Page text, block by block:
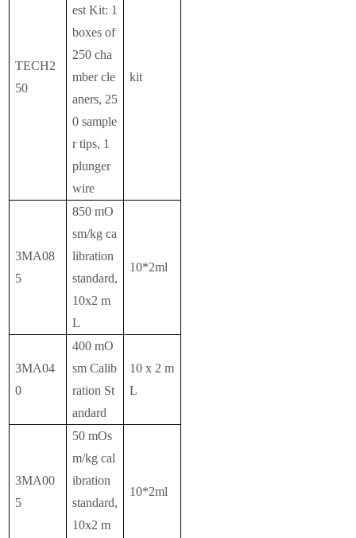
TECH2
50
est Kit: 1
boxes of
250 cha
mber cle
aners, 25
0 sample
r tips, 1
plunger
wire
kit
3MA08
5
850 mO
sm/kg ca
libration
standard,
10x2 m
L
10*2ml
3MA04
0
400 mO
sm Calib
ration St
andard
10 x 2 m
L
3MA00
5
50 mOs
m/kg cal
ibration
standard,
10x2 m
10*2ml